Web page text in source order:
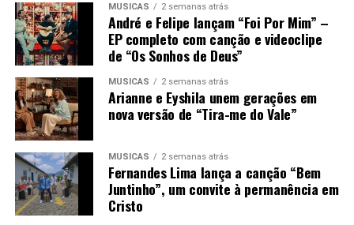
MÚSICAS 2 semanas atrás
André e Felipe lançam “Foi Por Mim” –
EP completo com canção e videoclipe
de “Os Sonhos de Deus”
MÚSICAS 2 semanas atrás
Arianne e Eyshila unem gerações em
nova versão de “Tira-me do Vale”
MÚSICAS 2 semanas atrás
Fernandes Lima lança a canção “Bem
Juntinho”, um convite à permanência em
Cristo